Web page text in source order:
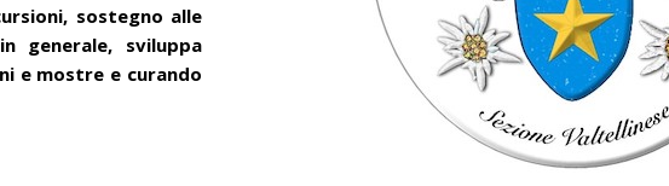
sostegno alle
generale, sviluppa
e mostre e curando